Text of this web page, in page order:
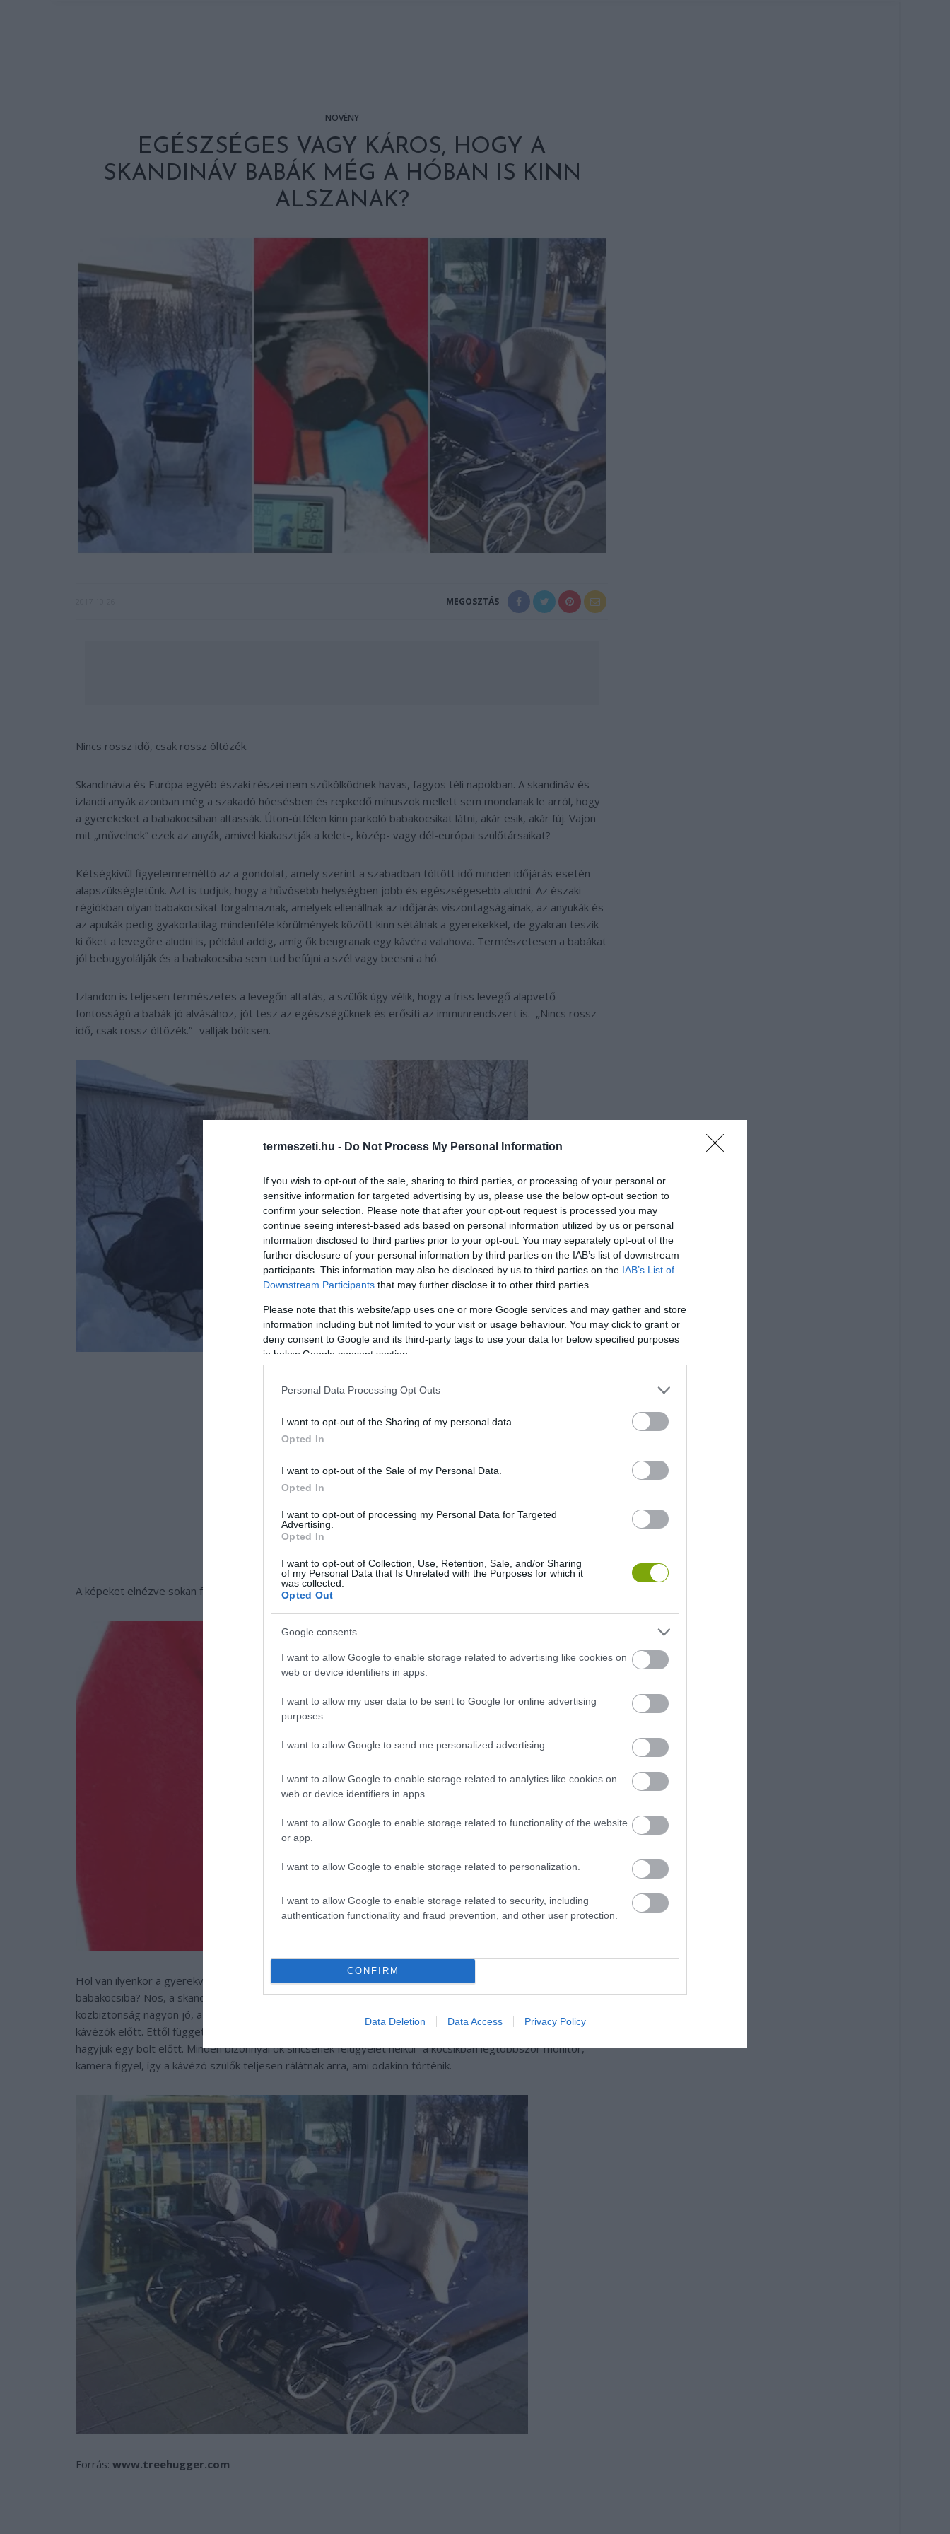
termeszeti.hu - Do Not Process My Personal Information
If you wish to opt-out of the sale, sharing to third parties, or processing of your personal or
sensitive information for targeted advertising by us, please use the below opt-out section to
confirm your selection. Please note that after your opt-out request is processed you may
continue seeing interest-based ads based on personal information utilized by us or personal
information disclosed to third parties prior to your opt-out. You may separately opt-out of the
further disclosure of your personal information by third parties on the IAB’s list of downstream
participants. This information may also be disclosed by us to third parties on the IAB’s List of
Downstream Participants that may further disclose it to other third parties.
Please note that this website/app uses one or more Google services and may gather and store
information including but not limited to your visit or usage behaviour. You may click to grant or
deny consent to Google and its third-party tags to use your data for below specified purposes
in below Google consent section.
Personal Data Processing Opt Outs
I want to opt-out of the Sharing of my personal data.
Opted In
I want to opt-out of the Sale of my Personal Data.
Opted In
I want to opt-out of processing my Personal Data for Targeted
Advertising.
Opted In
I want to opt-out of Collection, Use, Retention, Sale, and/or Sharing
of my Personal Data that Is Unrelated with the Purposes for which it
was collected.
Opted Out
Google consents
I want to allow Google to enable storage related to advertising like cookies on
web or device identifiers in apps.
I want to allow my user data to be sent to Google for online advertising
purposes.
I want to allow Google to send me personalized advertising.
I want to allow Google to enable storage related to analytics like cookies on
web or device identifiers in apps.
I want to allow Google to enable storage related to functionality of the website
or app.
I want to allow Google to enable storage related to personalization.
I want to allow Google to enable storage related to security, including
authentication functionality and fraud prevention, and other user protection.
CONFIRM
Data Deletion Data Access Privacy Policy
NÖVÉNY
EGÉSZSÉGES VAGY KÁROS, HOGY A
SKANDINÁV BABÁK MÉG A HÓBAN IS KINN
ALSZANAK?
MEGOSZTÁS
Nincs rossz idő, csak rossz öltözék.
Skandinávia és Európa egyéb északi részei nem szűkölködnek havas, fagyos téli napokban. A skandináv és
izlandi anyák azonban még a szakadó hóesésben és repkedő mínuszok mellett sem mondanak le arról, hogy
a gyerekeket a babakocsiban altassák. Úton-útfélen kinn parkoló babakocsikat látni, akár esik, akár fúj. Vajon
mit „művelnek” ezek az anyák, amivel kiakasztják a kelet-, közép- vagy dél-európai szülőtársaikat?
Kétségkívül figyelemreméltó az a gondolat, amely szerint a szabadban töltött idő minden időjárás esetén
alapszükségletünk. Azt is tudjuk, hogy a hűvösebb helységben jobb és egészségesebb aludni. Az északi
régiókban olyan babakocsikat forgalmaznak, amelyek ellenállnak az időjárás viszontagságainak, az anyukák és
az apukák pedig gyakorlatilag mindenféle körülmények között kinn sétálnak a gyerekekkel, de gyakran teszik
ki őket a levegőre aludni is, például addig, amíg ők beugranak egy kávéra valahova. Természetesen a babákat
jól bebugyolálják és a babakocsiba sem tud befújni a szél vagy beesni a hó.
Izlandon is teljesen természetes a levegőn altatás, a szülők úgy vélik, hogy a friss levegő alapvető
fontosságú a babák jó alvásához, jót tesz az egészségüknek és erősíti az immunrendszert is. „Nincs rossz
idő, csak rossz öltözék.”- vallják bölcsen.
A képeket elnézve sokan felkapják a fejüket: szegény gyerekek!
Hol van ilyenkor a gyerekvédelem? És ha valaki elrabolja a kicsiket? Vagy kóbor macskák másznak be a
babakocsiba? Nos, a skandináv szülők nem éreznek ilyen fenyegető veszélyeket. Az a helyzet, hogy a
közbiztonság nagyon jó, a gyerekek bátran bicajoznak az iskolába, a csecsemők pedig nyugodtan alszanak a
kávézók előtt. Ettől függetlenül, nekünk például nagyon nehéz elképzelni, hogy a csemetét felügyelet nélkül
hagyjuk egy bolt előtt. Minden bizonnyal ők sincsenek felügyelet nélkül- a kocsikban legtöbbször monitor,
kamera figyel, így a kávézó szülők teljesen rálátnak arra, ami odakinn történik.
Forrás: www.treehugger.com